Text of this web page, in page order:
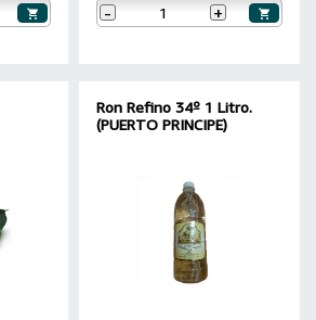
- +
Ron Refino 34º 1 Litro.
(PUERTO PRINCIPE)